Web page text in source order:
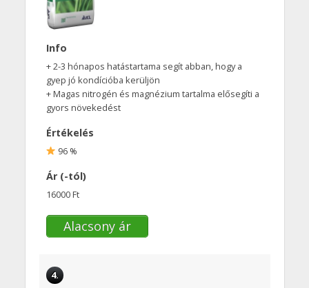
Info
+ 2-3 hónapos hatástartama segít abban, hogy a
gyep jó kondícióba kerüljön
+ Magas nitrogén és magnézium tartalma elősegíti a
gyors növekedést
Értékelés
96 %
Ár (-tól)
16000 Ft
Alacsony ár
4.